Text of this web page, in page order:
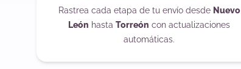
Rastrea cada etapa de tu envío desde Nuevo
León hastaTorreón con actualizaciones
automáticas.